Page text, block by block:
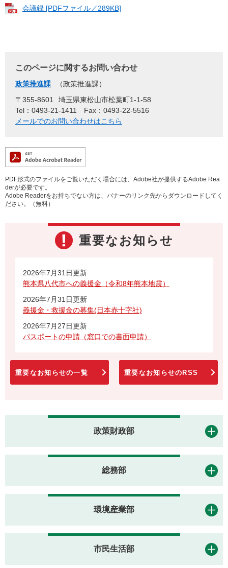
会議録 [PDFファイル／289KB]
このページに関するお問い合わせ
政策推進課
政策推進課
〒355-8601
埼玉県東松山市松葉町1-1-58
Tel：0493-21-1411
Fax：0493-22-5516
メールでのお問い合わせはこちら
PDF形式のファイルをご覧いただく場合には、Adobe社が提供するAdobe Rea
derが必要です。
Adobe Readerをお持ちでない方は、バナーのリンク先からダウンロードしてく
ださい。（無料）
重要なお知らせ
2026年7月31日更新
熊本県八代市への義援金（令和8年熊本地震）
2026年7月31日更新
義援金・救援金の募集(日本赤十字社)
2026年7月27日更新
パスポートの申請（窓口での書面申請）
重要なお知らせの一覧 重要なお知らせのRSS
政策財政部
総務部
環境産業部
市民生活部